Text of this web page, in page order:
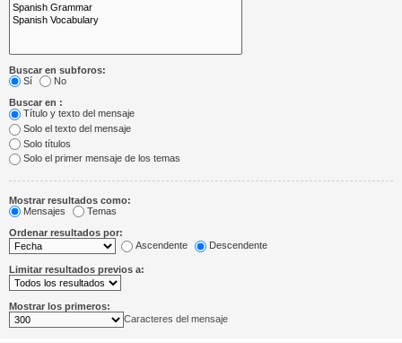
Buscar en subforos:
Sí
No
Buscar en :
Título y texto del mensaje
Solo el texto del mensaje
Solo títulos
Solo el primer mensaje de los temas
Mostrar resultados como:
Mensajes
Temas
Ordenar resultados por:
Ascendente
Descendente
Limitar resultados previos a:
Mostrar los primeros:
Caracteres del mensaje